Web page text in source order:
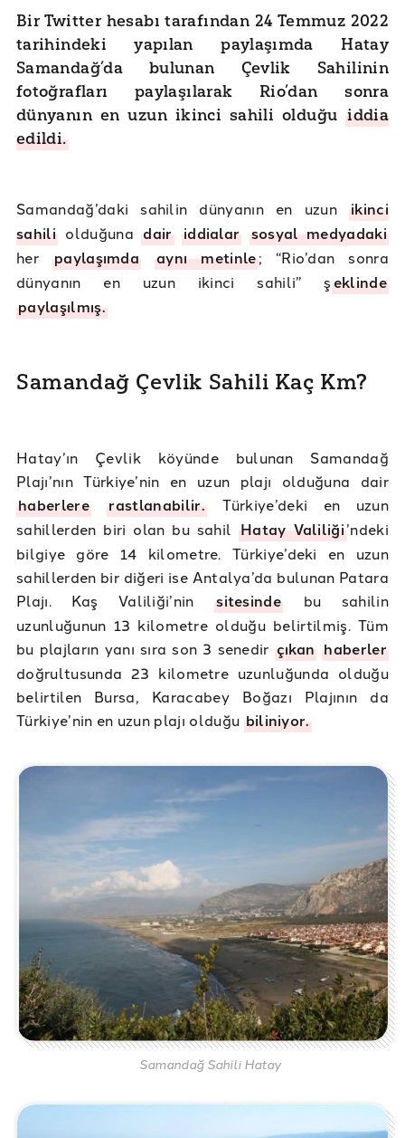
Bir Twitter hesabı tarafından 24 Temmuz 2022
tarihindeki yapılan paylaşımda Hatay
Samandağ’da bulunan Çevlik Sahilinin
fotoğrafları paylaşılarak Rio’dan sonra
dünyanın en uzun ikinci sahili olduğuiddia
edildi.
Samandağ’daki sahilin dünyanın en uzunikinci
sahiliolduğunadair iddialar sosyal medyadaki
her paylaşımda aynı metinle; “Rio’dan sonra
dünyanın en uzun ikinci sahili” şeklinde
paylaşılmış.
Samandağ Çevlik Sahili Kaç Km?
Hatay’ın Çevlik köyünde bulunan Samandağ
Plajı’nın Türkiye’nin en uzun plajı olduğuna dair
haberlere rastlanabilir.Türkiye’deki en uzun
sahillerden biri olan bu sahilHatay Valiliği’ndeki
bilgiye göre 14 kilometre. Türkiye’deki en uzun
sahillerden bir diğeri ise Antalya’da bulunan Patara
Plajı. Kaş Valiliği’ninsitesinde bu sahilin
uzunluğunun 13 kilometre olduğu belirtilmiş. Tüm
bu plajların yanı sıra son 3 senedir çıkan haberler
doğrultusunda 23 kilometre uzunluğunda olduğu
belirtilen Bursa, Karacabey Boğazı Plajının da
Türkiye’nin en uzun plajı olduğu biliniyor.
Samandağ Sahili Hatay